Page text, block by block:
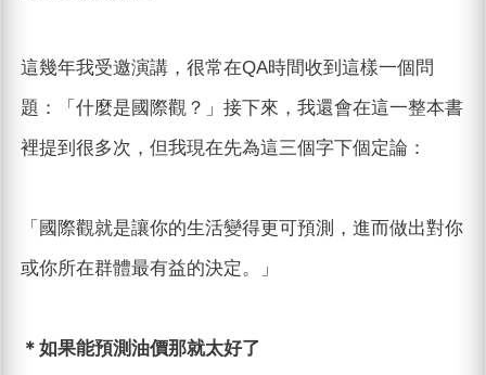
這幾年我受邀演講，很常在QA時間收到這樣一個問
題：「什麼是國際觀？」接下來，我還會在這一整本書
裡提到很多次，但我現在先為這三個字下個定論：
「國際觀就是讓你的生活變得更可預測，進而做出對你
或你所在群體最有益的決定。」
＊如果能預測油價那就太好了